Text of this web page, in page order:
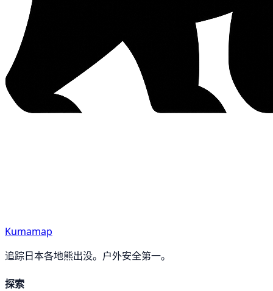
Kumamap
追踪日本各地熊出没。户外安全第一。
探索